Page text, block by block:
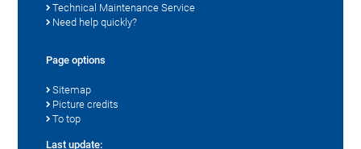
Technical Maintenance Service
Need help quickly?
Page options
Sitemap
Picture credits
To top
Last update: